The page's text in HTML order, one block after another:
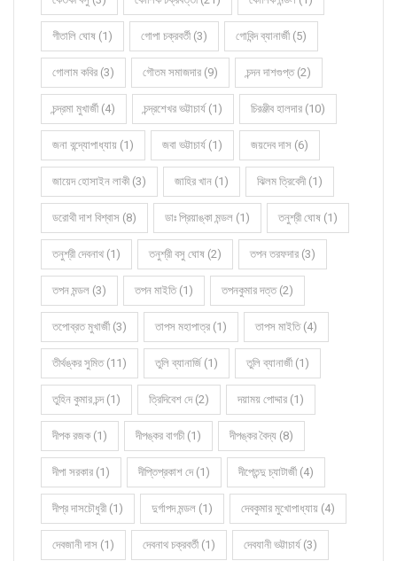
গীতালি ঘোষ (1) গোপা চক্রবর্তী (3) গোবিন্দ ব্যানার্জী (5)
গোলাম কবির (3) গৌতম সমাজদার (9) চন্দন দাশগুপ্ত (2)
চন্দ্রমা মুখার্জী (4) চন্দ্রশেখর ভট্টাচার্য (1) চিরঞ্জীব হালদার (10)
জনা বন্দ্যোপাধ্যায় (1) জবা ভট্টাচার্য (1) জয়দেব দাস (6)
জায়েদ হোসাইন লাকী (3) জাহির খান (1) ঝিলম ত্রিবেদী (1)
ডরোথী দাশ বিশ্বাস (8) ডাঃ প্রিয়াঙ্কা মন্ডল (1) তনুশ্রী ঘোষ (1)
তনুশ্রী দেবনাথ (1) তনুশ্রী বসু ঘোষ (2) তপন তরফদার (3)
তপন মন্ডল (3) তপন মাইতি (1) তপনকুমার দত্ত (2)
তপোব্রত মুখার্জী (3) তাপস মহাপাত্র (1) তাপস মাইতি (4)
তীর্থঙ্কর সুমিত (11) তুলি ব্যানার্জি (1) তুলি ব্যানার্জী (1)
তুহিন কুমার চন্দ (1) ত্রিদিবেশ দে (2) দয়াময় পোদ্দার (1)
দীপক রজক (1) দীপঙ্কর বাগচী (1) দীপঙ্কর বৈদ্য (8)
দীপা সরকার (1) দীপ্তিপ্রকাশ দে (1) দীপ্তেন্দু চ্যাটার্জী (4)
দীপ্র দাসচৌধুরী (1) দুর্গাপদ মন্ডল (1) দেবকুমার মুখোপাধ্যায় (4)
দেবজানী দাস (1) দেবনাথ চক্রবর্তী (1) দেবযানী ভট্টাচার্য (3)